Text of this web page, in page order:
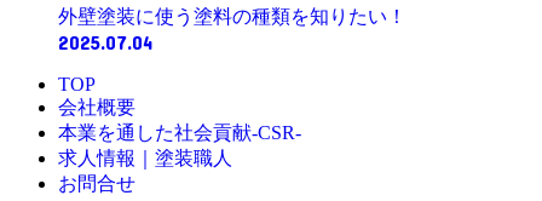
外壁塗装に使う塗料の種類を知りたい！
2025.07.04
TOP
会社概要
本業を通した社会貢献-CSR-
求人情報｜塗装職人
お問合せ